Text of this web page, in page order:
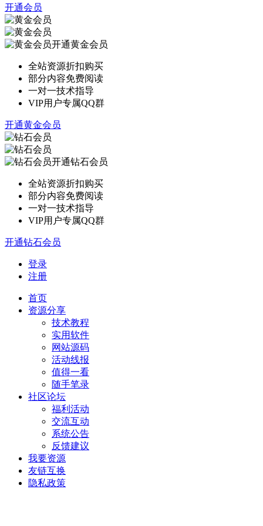
开通会员
开通黄金会员
全站资源折扣购买
部分内容免费阅读
一对一技术指导
VIP用户专属QQ群
开通黄金会员
开通钻石会员
全站资源折扣购买
部分内容免费阅读
一对一技术指导
VIP用户专属QQ群
开通钻石会员
登录
注册
首页
资源分享
技术教程
实用软件
网站源码
活动线报
值得一看
随手笔录
社区论坛
福利活动
交流互动
系统公告
反馈建议
我要资源
友链互换
隐私政策